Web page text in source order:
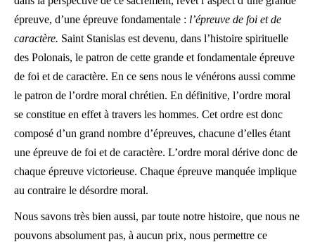
épreuve, d’une épreuve fondamentale : l’épreuve de foi et de
caractère. Saint Stanislas est devenu, dans l’histoire spirituelle
des Polonais, le patron de cette grande et fondamentale épreuve
de foi et de caractère. En ce sens nous le vénérons aussi comme
le patron de l’ordre moral chrétien. En définitive, l’ordre moral
se constitue en effet à travers les hommes. Cet ordre est donc
composé d’un grand nombre d’épreuves, chacune d’elles étant
une épreuve de foi et de caractère. L’ordre moral dérive donc de
chaque épreuve victorieuse. Chaque épreuve manquée implique
au contraire le désordre moral.
Nous savons très bien aussi, par toute notre histoire, que nous ne
pouvons absolument pas, à aucun prix, nous permettre ce